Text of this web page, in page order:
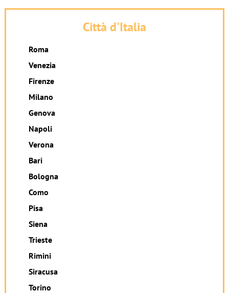
Città d'Italia
Roma
Venezia
Firenze
Milano
Genova
Napoli
Verona
Bari
Bologna
Como
Pisa
Siena
Trieste
Rimini
Siracusa
Torino